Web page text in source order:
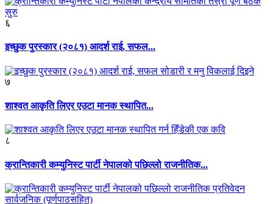
६
इच्छुक पुरस्कार (२०८१) आदर्श राई, सफल...
७
शाश्वत आकृति लिएर एउटा मानक स्थापित...
८
क्रान्तिकारी कम्युनिस्ट पार्टी नेपालको पछिल्लो राजनीतिक...